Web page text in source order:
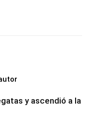
y ascendió a la